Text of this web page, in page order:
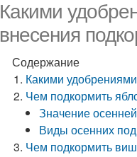
Какими
внесения
Содержание
Какими
Чем подкормить
Значение
Виды осенних
Чем подкормить